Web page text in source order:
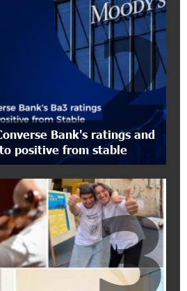
2026
Adventures to Great Victories:
Financial Online Tournament
2026
of One Dram and the Armenian State
Orchestra Conclude the Forest
2026
AMD 5 Billion Floating-Rate
in Armenia
2026
Bank's ratings and
positive from stable
2
3